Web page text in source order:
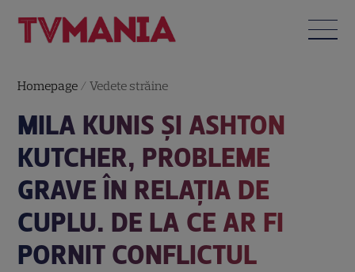
Homepage /Vedete străine
MILA KUNIS ȘI ASHTON
KUTCHER, PROBLEME
GRAVE ÎN RELAȚIA DE
CUPLU. DE LA CE AR FI
PORNIT CONFLICTUL